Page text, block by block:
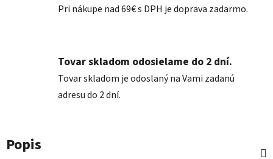
Pri nákupe nad 69€ s DPH je doprava zadarmo.
Tovar skladom odosielame do 2 dní.
Tovar skladom je odoslaný na Vami zadanú
adresu do 2 dní.
Popis